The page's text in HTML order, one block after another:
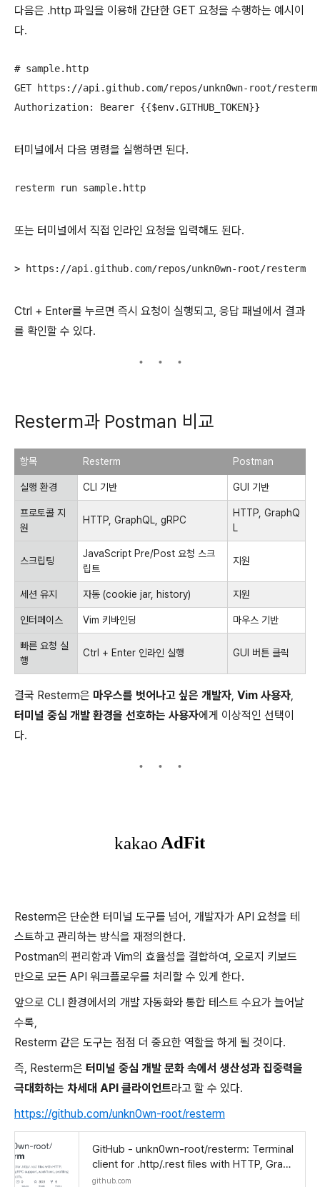
다음은 .http 파일을 이용해 간단한 GET 요청을 수행하는 예시이
다.
# sample.http
GET https://api.github.com/repos/unkn0wn-root/resterm
터미널에서 다음 명령을 실행하면 된다.
또는 터미널에서 직접 인라인 요청을 입력해도 된다.
Ctrl + Enter를 누르면 즉시 요청이 실행되고, 응답 패널에서 결과
를 확인할 수 있다.
Resterm과 Postman 비교
항목 Resterm Postman
실행 환경 CLI 기반 GUI 기반
프로토콜 지
원
HTTP, GraphQL, gRPC
HTTP, GraphQ
L
스크립팅
JavaScript Pre/Post 요청 스크
립트
지원
세션 유지 자동 (cookie jar, history) 지원
인터페이스 Vim 키바인딩 마우스 기반
빠른 요청 실
행
Ctrl + Enter 인라인 실행 GUI 버튼 클릭
결국 Resterm은 마우스를 벗어나고 싶은 개발자, Vim 사용자,
터미널 중심 개발 환경을 선호하는 사용자에게 이상적인 선택이
다.
Resterm은 단순한 터미널 도구를 넘어, 개발자가 API 요청을 테
스트하고 관리하는 방식을 재정의한다.
Postman의 편리함과 Vim의 효율성을 결합하여, 오로지 키보드
만으로 모든 API 워크플로우를 처리할 수 있게 한다.
앞으로 CLI 환경에서의 개발 자동화와 통합 테스트 수요가 늘어날
수록,
Resterm 같은 도구는 점점 더 중요한 역할을 하게 될 것이다.
즉, Resterm은 터미널 중심 개발 문화 속에서 생산성과 집중력을
극대화하는 차세대 API 클라이언트라고 할 수 있다.
https://github.com/unkn0wn-root/resterm
GitHub - unkn0wn-root/resterm: Terminal
client for .http/.rest files with HTTP, Graph
QL and gRPC support, workflows, profilin
github.com